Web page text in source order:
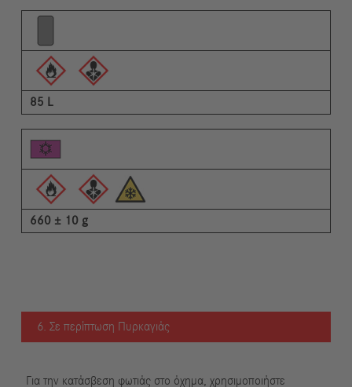
85 L
660 ± 10 g
6. Σε περίπτωση Πυρκαγιάς
Για την κατάσβεση φωτιάς στο όχημα, χρησιμοποιήστε